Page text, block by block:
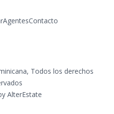
AgentesContacto
, Todos los derechos
AlterEstate